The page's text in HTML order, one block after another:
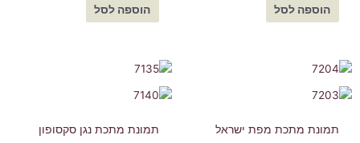
הוספה לסל הוספה לסל
תמונת מתכת מפת ישראל תמונת מתכת נגן סקסופון